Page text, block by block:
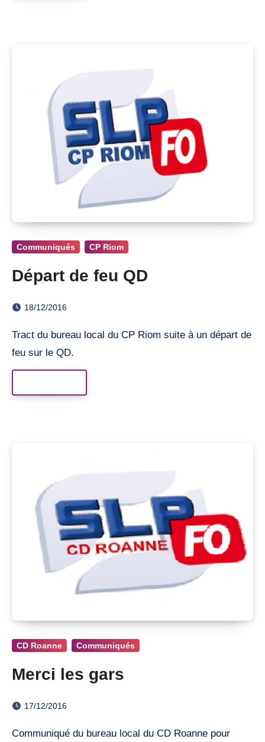
Communiqués CP Riom
Départ de feu QD
18/12/2016
Tract du bureau local du CP Riom suite à un départ de
feu sur le QD.
CD Roanne Communiqués
Merci les gars
17/12/2016
Communiqué du bureau local du CD Roanne pour